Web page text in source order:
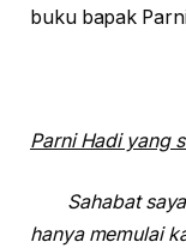
buku bapak
Parni Hadi yang
Sahabat saya
hanya memulai